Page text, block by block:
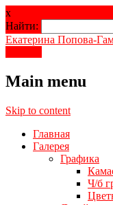
x
Найти:
Екатерина Попова-
Main menu
Skip to content
Главная
Галерея
Графика
Ч/б